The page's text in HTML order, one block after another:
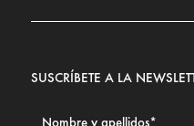
SUSCRÍBETE A LA